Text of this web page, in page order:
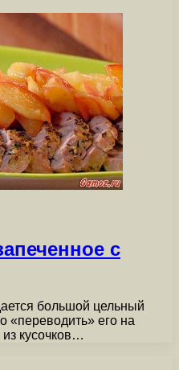
с
большой цельный
«переводить» его на
кусочков…